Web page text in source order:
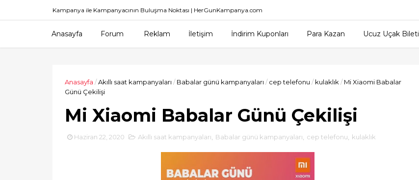
Kampanya ile Kampanyacının Buluşma Noktası | HerGunKampanya.com
Anasayfa Forum Reklam İletişim İndirim Kuponları Para Kazan Ucuz Uçak Bileti
Anasayfa /Akıllı saat kampanyaları / Babalar günü kampanyaları / cep telefonu / kulaklık / Mi Xiaomi Babalar
Günü Çekilişi
Mi Xiaomi Babalar Günü Çekilişi
Haziran 22, 2020 Akıllı saat kampanyaları Babalar günü kampanyaları cep telefonu kulaklık